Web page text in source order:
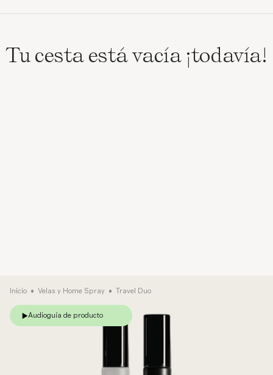
Tu cesta está vacía ¡todavía!
Inicio • Velas y Home Spray • Travel Duo
Audioguía de producto